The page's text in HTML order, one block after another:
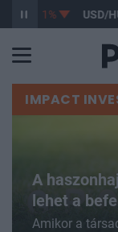
USD/HUF
IMPACT
A
lehet a
Amikor a